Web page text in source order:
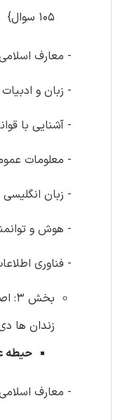
105 سوال}
- معارف
- زبان و
- آشنایی با
- معلومات
- زبان انگلیسی
- هوش و
- فناوری
زندان ها دی 1402 (مشترک با فراگیر
حیطه
- معارف